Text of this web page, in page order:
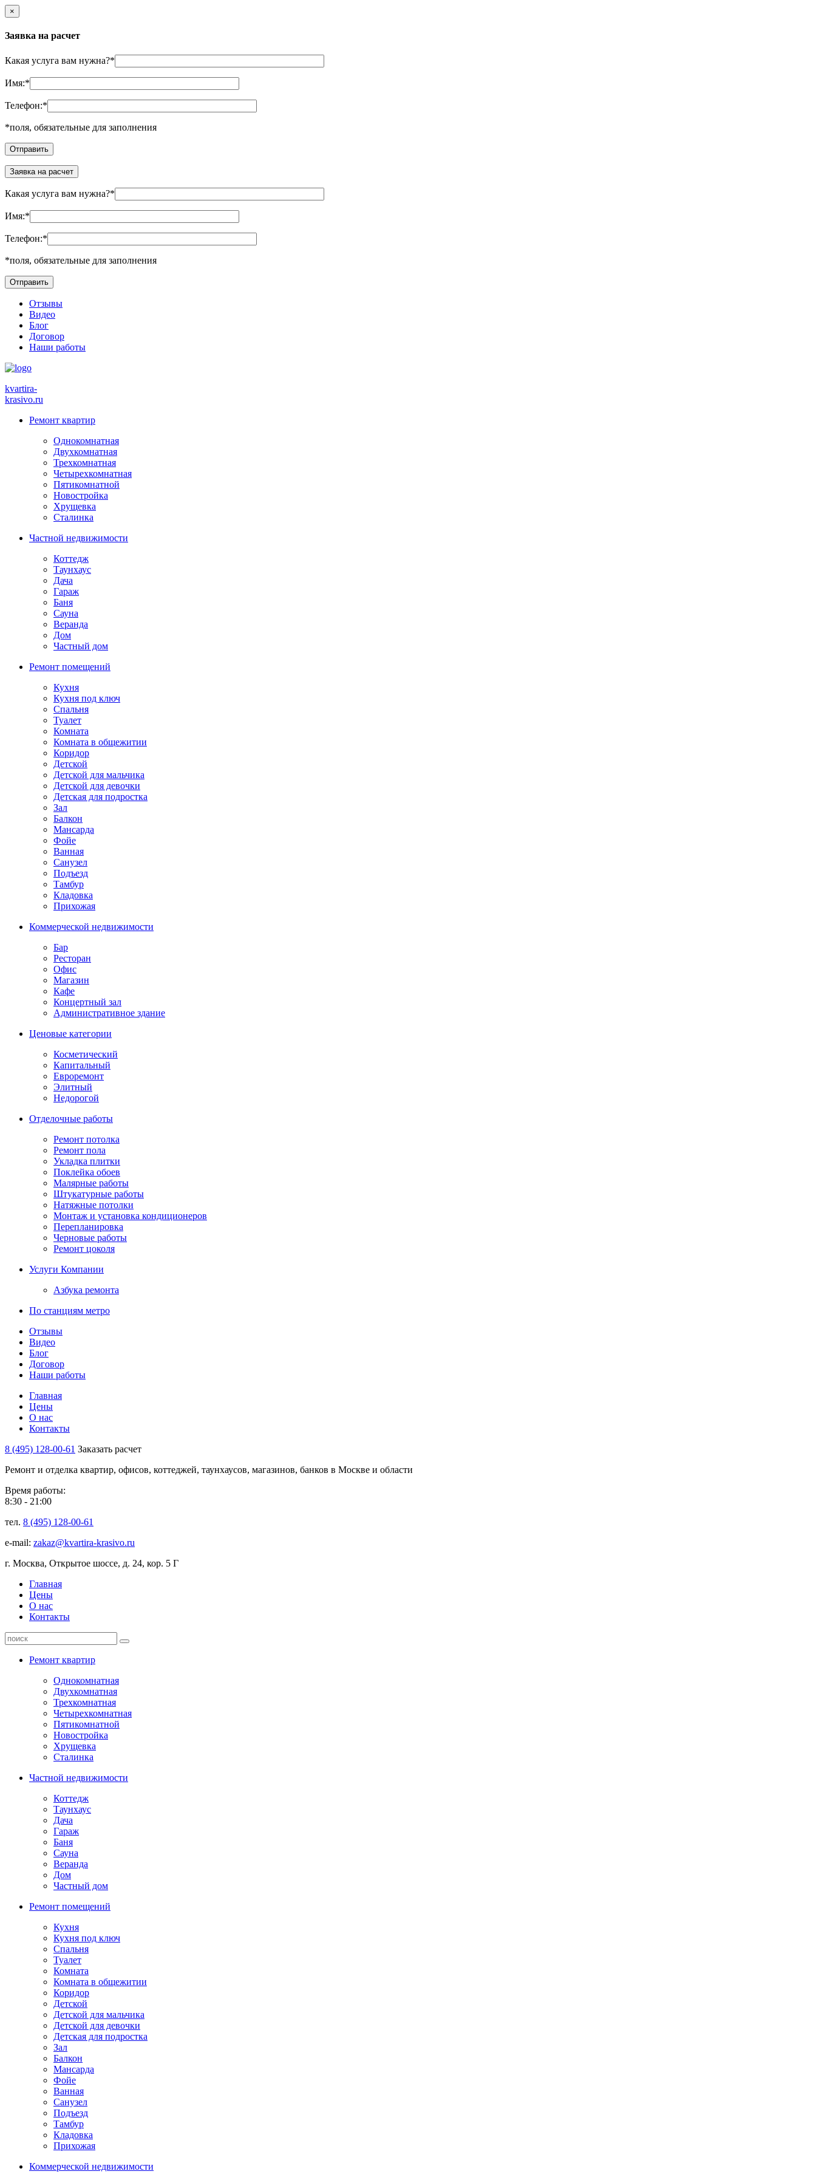
×
Заявка на расчет
Какая услуга вам нужна?*
Имя:*
Телефон:*
*поля, обязательные для заполнения
Заявка на расчет
Какая услуга вам нужна?*
Имя:*
Телефон:*
*поля, обязательные для заполнения
Отзывы
Видео
Блог
Договор
Наши работы
kvartira-
krasivo.ru
Ремонт квартир
Однокомнатная
Двухкомнатная
Трехкомнатная
Четырехкомнатная
Пятикомнатной
Новостройка
Хрущевка
Сталинка
Частной недвижимости
Коттедж
Таунхаус
Дача
Гараж
Баня
Сауна
Веранда
Дом
Частный дом
Ремонт помещений
Кухня
Кухня под ключ
Спальня
Туалет
Комната
Комната в общежитии
Коридор
Детской
Детской для мальчика
Детской для девочки
Детская для подростка
Зал
Балкон
Мансарда
Фойе
Ванная
Санузел
Подъезд
Тамбур
Кладовка
Прихожая
Коммерческой недвижимости
Бар
Ресторан
Офис
Магазин
Кафе
Концертный зал
Административное здание
Ценовые категории
Косметический
Капитальный
Евроремонт
Элитный
Недорогой
Отделочные работы
Ремонт потолка
Ремонт пола
Укладка плитки
Поклейка обоев
Малярные работы
Штукатурные работы
Натяжные потолки
Монтаж и установка кондиционеров
Перепланировка
Черновые работы
Ремонт цоколя
Услуги Компании
Азбука ремонта
По станциям метро
Отзывы
Видео
Блог
Договор
Наши работы
Главная
Цены
О нас
Контакты
8 (495) 128-00-61 Заказать расчет
Ремонт и отделка квартир, офисов, коттеджей, таунхаусов, магазинов, банков в Москве и области
Время работы:
8:30 - 21:00
тел. 8 (495) 128-00-61
e-mail: zakaz@kvartira-krasivo.ru
г. Москва, Открытое шоссе, д. 24, кор. 5 Г
Главная
Цены
О нас
Контакты
Ремонт квартир
Однокомнатная
Двухкомнатная
Трехкомнатная
Четырехкомнатная
Пятикомнатной
Новостройка
Хрущевка
Сталинка
Частной недвижимости
Коттедж
Таунхаус
Дача
Гараж
Баня
Сауна
Веранда
Дом
Частный дом
Ремонт помещений
Кухня
Кухня под ключ
Спальня
Туалет
Комната
Комната в общежитии
Коридор
Детской
Детской для мальчика
Детской для девочки
Детская для подростка
Зал
Балкон
Мансарда
Фойе
Ванная
Санузел
Подъезд
Тамбур
Кладовка
Прихожая
Коммерческой недвижимости